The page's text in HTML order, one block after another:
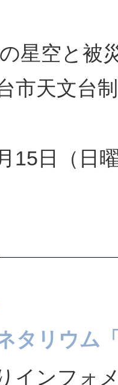
星空と被
市天文台
15日（日
タリウム
インフォ